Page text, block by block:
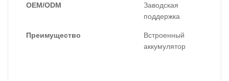
OEM/ODM
Заводская
поддержка
Преимущество
Встроенный
аккумулятор